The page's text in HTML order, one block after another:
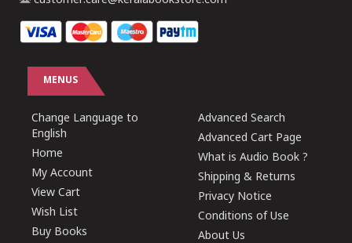
MENUS
Change Language to
English
Home
My Account
View Cart
Wish List
Buy Books
Advanced Search
Advanced Cart Page
What is Audio Book ?
Shipping & Returns
Privacy Notice
Conditions of Use
About Us